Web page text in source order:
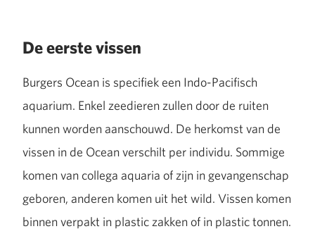
De eerste vissen
Burgers Ocean is specifiek een Indo-Pacifisch
aquarium. Enkel zeedieren zullen door de ruiten
kunnen worden aanschouwd. De herkomst van de
vissen in de Ocean verschilt per individu. Sommige
komen van collega aquaria of zijn in gevangenschap
geboren, anderen komen uit het wild. Vissen komen
binnen verpakt in plastic zakken of in plastic tonnen.